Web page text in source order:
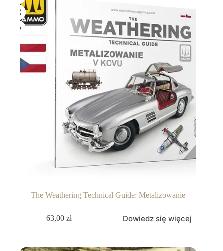
The Weathering Technical Guide: Metalizowanie
63,00zł Dowiedz się więcej